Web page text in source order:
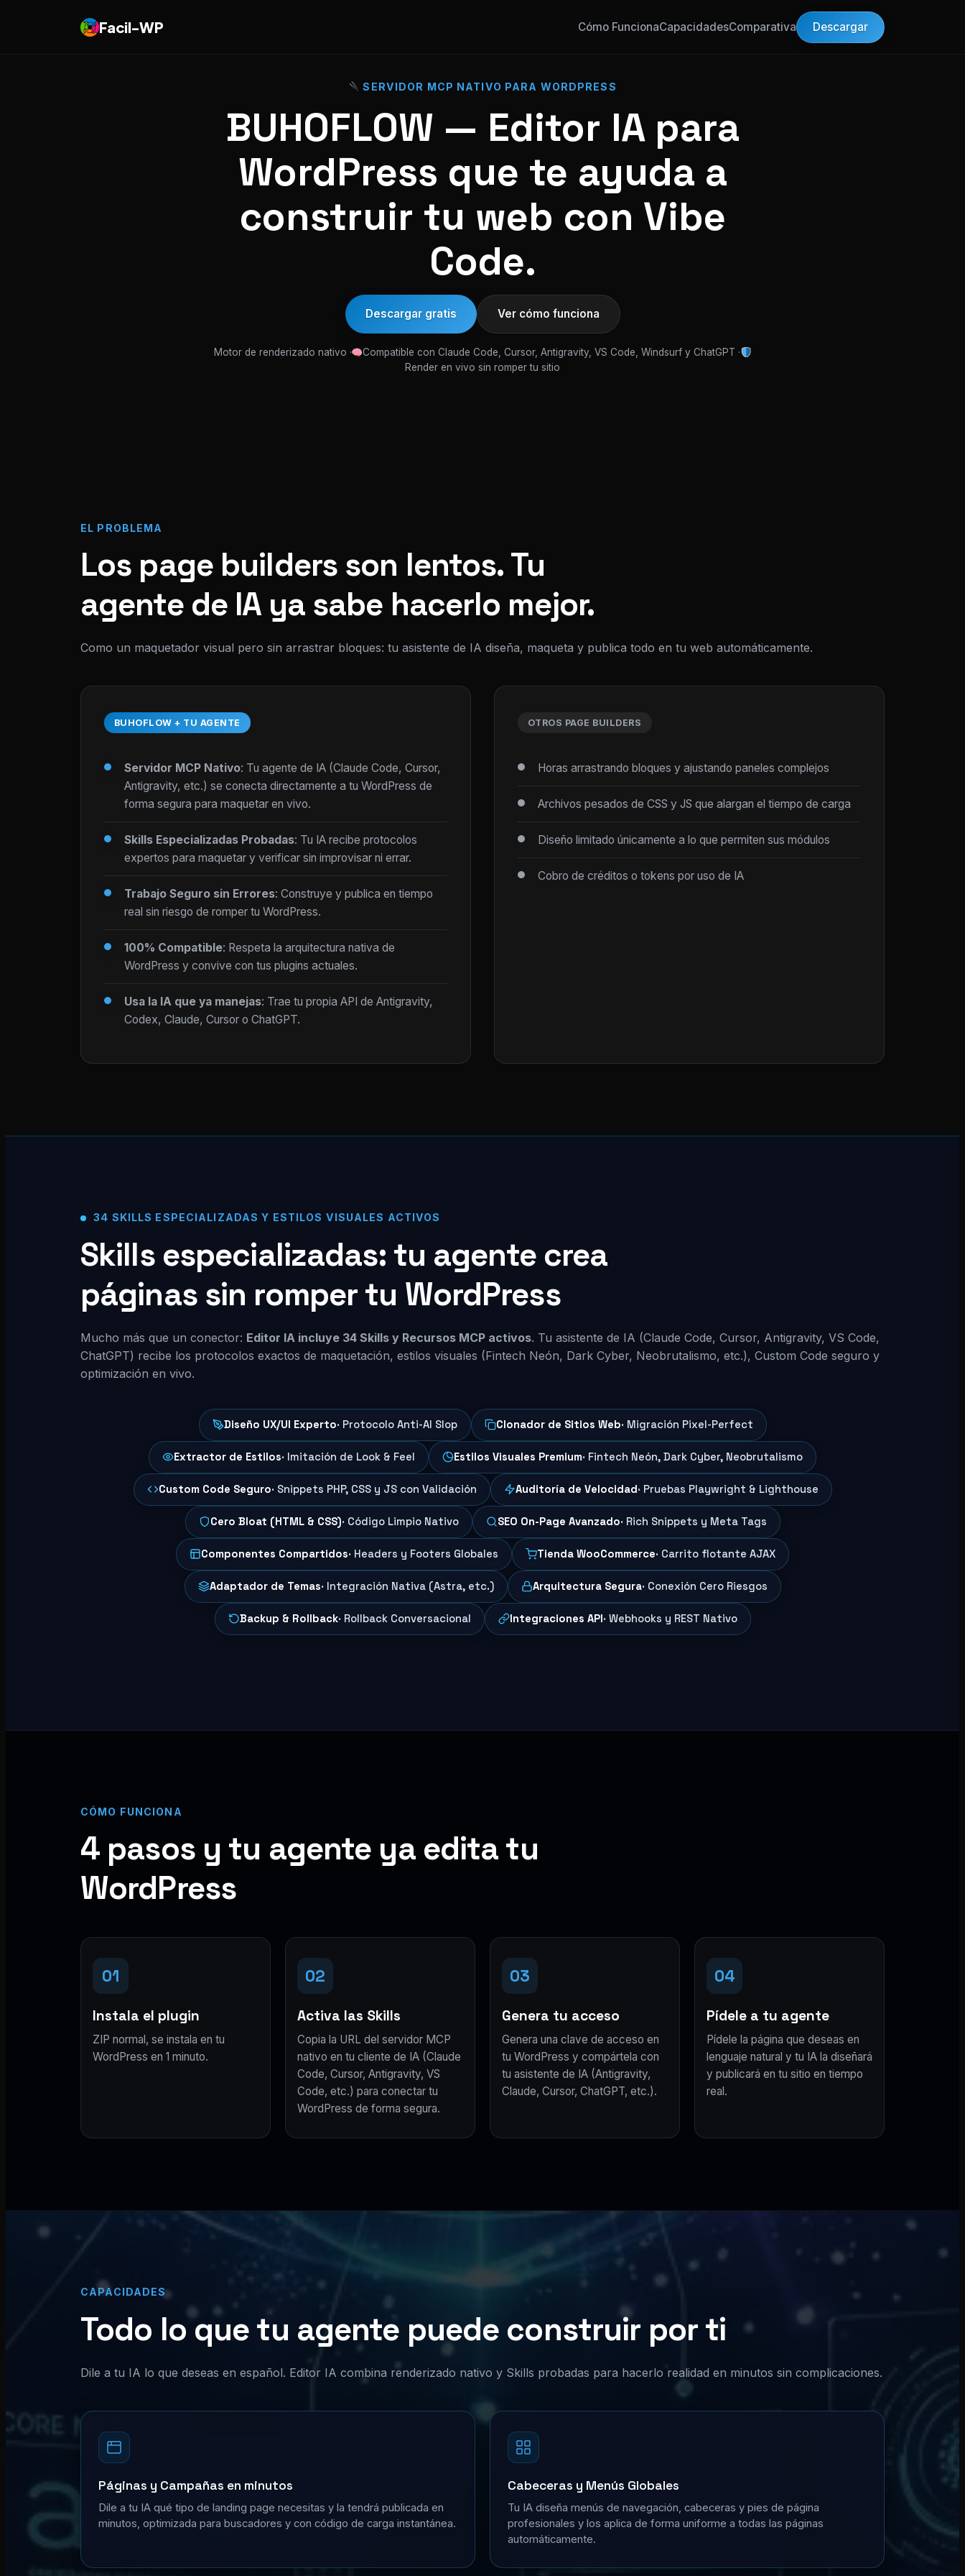
Facil-WP Cómo FuncionaCapacidadesComparativa Descargar
SERVIDOR MCP NATIVO PARA WORDPRESS
BUHOFLOW — Editor IA para
WordPress que te ayuda a
construir tu web con Vibe
Code.
Descargar gratis Ver cómo funciona
Motor de renderizado nativo ·
Compatible con Claude Code, Cursor, Antigravity, VS Code, Windsurf y ChatGPT ·
Render en vivo sin romper tu sitio
EL PROBLEMA
Los page builders son lentos. Tu
agente de IA ya sabe hacerlo mejor.
Como un maquetador visual pero sin arrastrar bloques: tu asistente de IA diseña, maqueta y publica todo en tu web automáticamente.
BUHOFLOW + TU AGENTE
Servidor MCP Nativo: Tu agente de IA (Claude Code, Cursor,
Antigravity, etc.) se conecta directamente a tu WordPress de
forma segura para maquetar en vivo.
Skills Especializadas Probadas: Tu IA recibe protocolos
expertos para maquetar y verificar sin improvisar ni errar.
Trabajo Seguro sin Errores: Construye y publica en tiempo
real sin riesgo de romper tu WordPress.
100% Compatible: Respeta la arquitectura nativa de
WordPress y convive con tus plugins actuales.
Usa la IA que ya manejas: Trae tu propia API de Antigravity,
Codex, Claude, Cursor o ChatGPT.
OTROS PAGE BUILDERS
Horas arrastrando bloques y ajustando paneles complejos
Archivos pesados de CSS y JS que alargan el tiempo de carga
Diseño limitado únicamente a lo que permiten sus módulos
Cobro de créditos o tokens por uso de IA
34 SKILLS ESPECIALIZADAS Y ESTILOS VISUALES ACTIVOS
Skills especializadas: tu agente crea
páginas sin romper tu WordPress
Mucho más que un conector: Editor IA incluye 34 Skills y Recursos MCP activos. Tu asistente de IA (Claude Code, Cursor, Antigravity, VS Code,
ChatGPT) recibe los protocolos exactos de maquetación, estilos visuales (Fintech Neón, Dark Cyber, Neobrutalismo, etc.), Custom Code seguro y
optimización en vivo.
Diseño UX/UI Experto· Protocolo Anti-AI Slop Clonador de Sitios Web· Migración Pixel-Perfect
Extractor de Estilos· Imitación de Look & Feel Estilos Visuales Premium· Fintech Neón, Dark Cyber, Neobrutalismo
Custom Code Seguro· Snippets PHP, CSS y JS con Validación Auditoría de Velocidad· Pruebas Playwright & Lighthouse
Cero Bloat (HTML & CSS)· Código Limpio Nativo SEO On-Page Avanzado· Rich Snippets y Meta Tags
Componentes Compartidos· Headers y Footers Globales Tienda WooCommerce· Carrito flotante AJAX
Adaptador de Temas· Integración Nativa (Astra, etc.) Arquitectura Segura· Conexión Cero Riesgos
Backup & Rollback· Rollback Conversacional Integraciones API· Webhooks y REST Nativo
CÓMO FUNCIONA
4 pasos y tu agente ya edita tu
WordPress
01
Instala el plugin
ZIP normal, se instala en tu
WordPress en 1 minuto.
02
Activa las Skills
Copia la URL del servidor MCP
nativo en tu cliente de IA (Claude
Code, Cursor, Antigravity, VS
Code, etc.) para conectar tu
WordPress de forma segura.
03
Genera tu acceso
Genera una clave de acceso en
tu WordPress y compártela con
tu asistente de IA (Antigravity,
Claude, Cursor, ChatGPT, etc.).
04
Pídele a tu agente
Pídele la página que deseas en
lenguaje natural y tu IA la diseñará
y publicará en tu sitio en tiempo
real.
CAPACIDADES
Todo lo que tu agente puede construir por ti
Dile a tu IA lo que deseas en español. Editor IA combina renderizado nativo y Skills probadas para hacerlo realidad en minutos sin complicaciones.
Páginas y Campañas en minutos
Dile a tu IA qué tipo de landing page necesitas y la tendrá publicada en
minutos, optimizada para buscadores y con código de carga instantánea.
Cabeceras y Menús Globales
Tu IA diseña menús de navegación, cabeceras y pies de página
profesionales y los aplica de forma uniforme a todas las páginas
automáticamente.